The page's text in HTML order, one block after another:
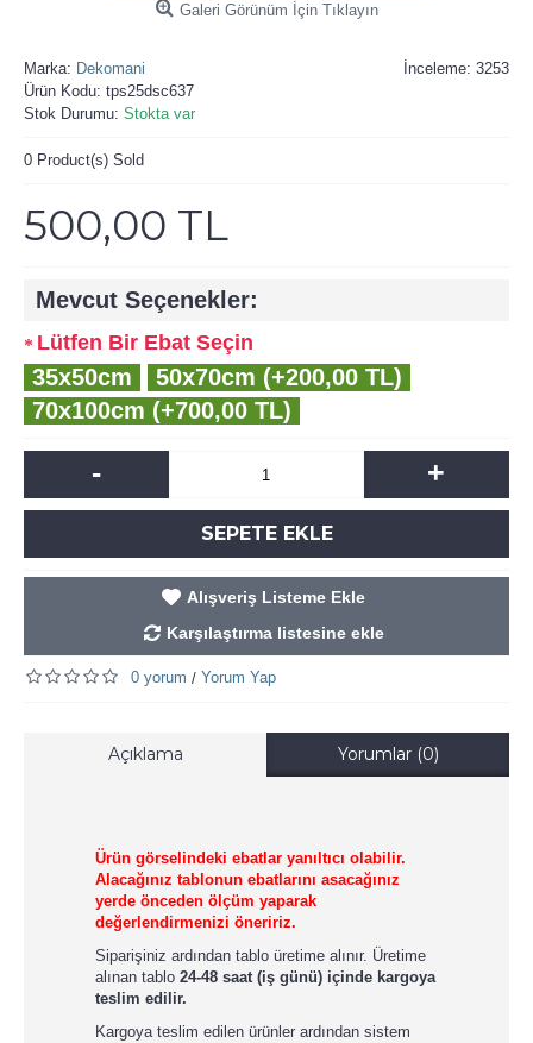
Galeri Görünüm İçin Tıklayın
İnceleme: 3253
Marka: Dekomani
Ürün Kodu: tps25dsc637
Stok Durumu: Stokta var
0 Product(s) Sold
500,00 TL
Mevcut Seçenekler:
Lütfen Bir Ebat Seçin
35x50cm
50x70cm (+200,00 TL)
70x100cm (+700,00 TL)
- +
SEPETE EKLE
Alışveriş Listeme Ekle
Karşılaştırma listesine ekle
0 yorum / Yorum Yap
Açıklama Yorumlar (0)
Ürün görselindeki ebatlar yanıltıcı olabilir.
Alacağınız tablonun ebatlarını asacağınız
yerde önceden ölçüm yaparak
değerlendirmenizi öneririz.
Siparişiniz ardından tablo üretime alınır. Üretime
alınan tablo 24-48 saat (iş günü) içinde kargoya
teslim edilir.
Kargoya teslim edilen ürünler ardından sistem